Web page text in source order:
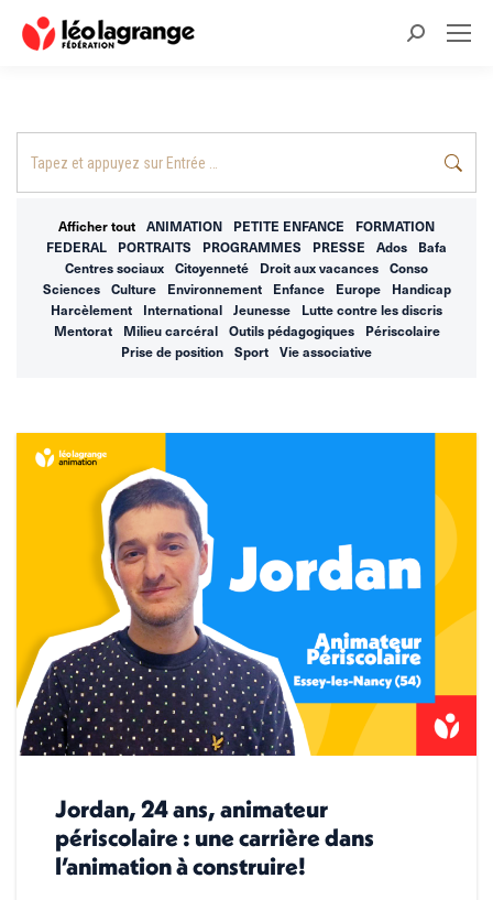
Recherche
Afficher tout ANIMATION PETITE ENFANCE
FORMATION
FEDERAL
PORTRAITS PROGRAMMES PRESSE Ados
Bafa
Centres sociaux
Citoyenneté Droit aux vacances
Conso
Sciences
Culture Environnement Enfance Europe
Handicap
Harcèlement
International Jeunesse
Lutte contre les discris
Mentorat
Milieu carcéral Outils pédagogiques
Périscolaire
Prise de position
Sport Vie associative
Jordan, 24 ans, animateur
périscolaire : une carrière dans
l’animation à construire!